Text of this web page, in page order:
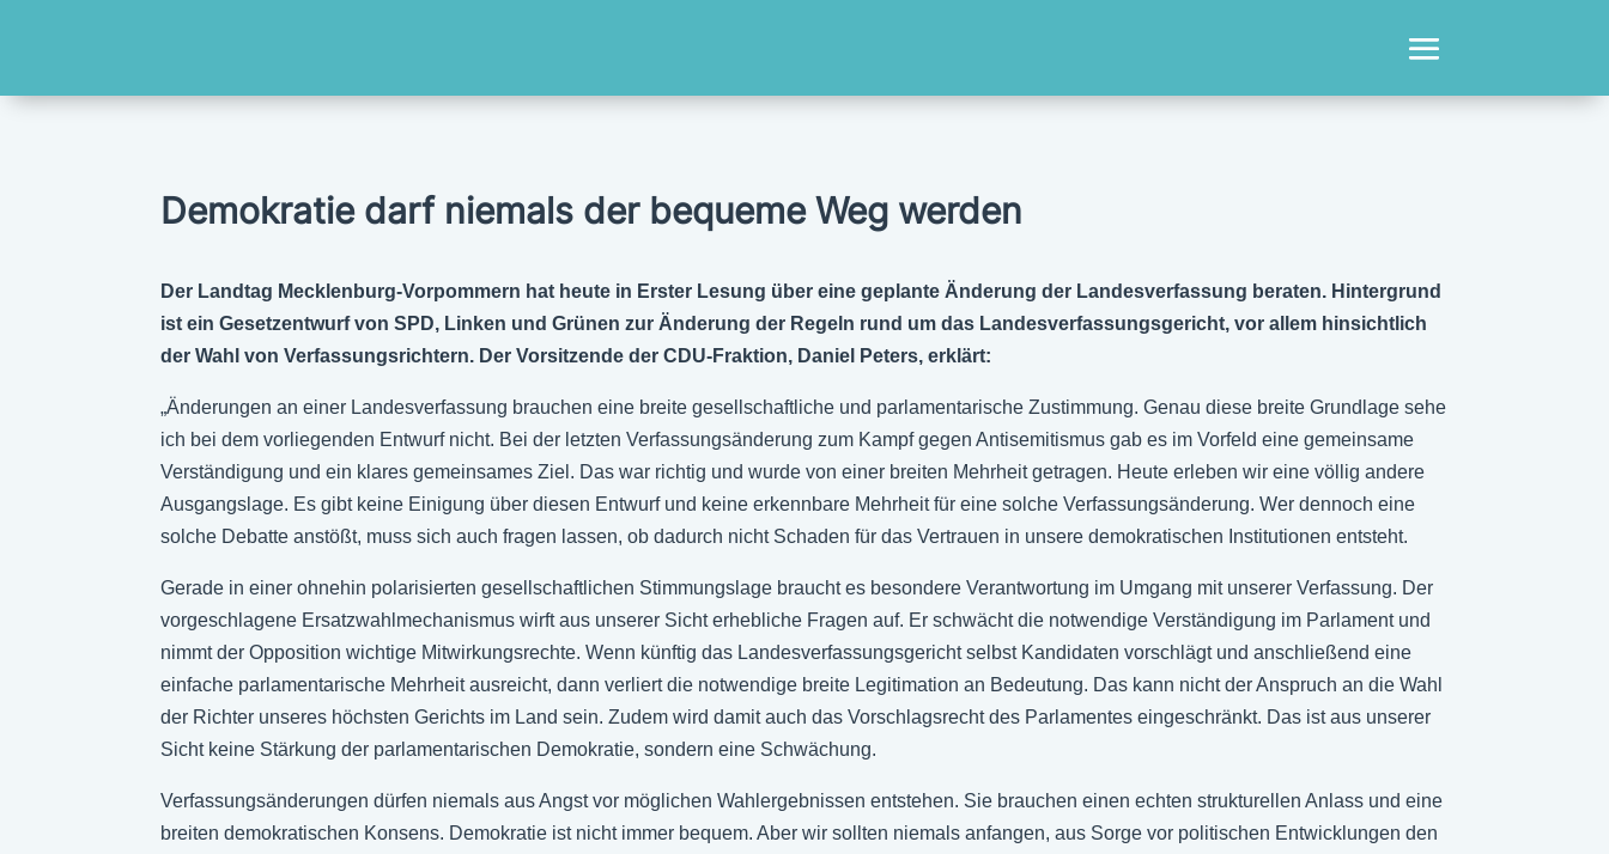
Demokratie darf niemals der bequeme Weg werden
Der Landtag Mecklenburg-Vorpommern hat heute in Erster Lesung über eine geplante Änderung der Landesverfassung beraten. Hintergrund
ist ein Gesetzentwurf von SPD, Linken und Grünen zur Änderung der Regeln rund um das Landesverfassungsgericht, vor allem hinsichtlich
der Wahl von Verfassungsrichtern. Der Vorsitzende der CDU-Fraktion, Daniel Peters, erklärt:
„Änderungen an einer Landesverfassung brauchen eine breite gesellschaftliche und parlamentarische Zustimmung. Genau diese breite Grundlage sehe
ich bei dem vorliegenden Entwurf nicht. Bei der letzten Verfassungsänderung zum Kampf gegen Antisemitismus gab es im Vorfeld eine gemeinsame
Verständigung und ein klares gemeinsames Ziel. Das war richtig und wurde von einer breiten Mehrheit getragen. Heute erleben wir eine völlig andere
Ausgangslage. Es gibt keine Einigung über diesen Entwurf und keine erkennbare Mehrheit für eine solche Verfassungsänderung. Wer dennoch eine
solche Debatte anstößt, muss sich auch fragen lassen, ob dadurch nicht Schaden für das Vertrauen in unsere demokratischen Institutionen entsteht.
Gerade in einer ohnehin polarisierten gesellschaftlichen Stimmungslage braucht es besondere Verantwortung im Umgang mit unserer Verfassung. Der
vorgeschlagene Ersatzwahlmechanismus wirft aus unserer Sicht erhebliche Fragen auf. Er schwächt die notwendige Verständigung im Parlament und
nimmt der Opposition wichtige Mitwirkungsrechte. Wenn künftig das Landesverfassungsgericht selbst Kandidaten vorschlägt und anschließend eine
einfache parlamentarische Mehrheit ausreicht, dann verliert die notwendige breite Legitimation an Bedeutung. Das kann nicht der Anspruch an die Wahl
der Richter unseres höchsten Gerichts im Land sein. Zudem wird damit auch das Vorschlagsrecht des Parlamentes eingeschränkt. Das ist aus unserer
Sicht keine Stärkung der parlamentarischen Demokratie, sondern eine Schwächung.
Verfassungsänderungen dürfen niemals aus Angst vor möglichen Wahlergebnissen entstehen. Sie brauchen einen echten strukturellen Anlass und eine
breiten demokratischen Konsens. Demokratie ist nicht immer bequem. Aber wir sollten niemals anfangen, aus Sorge vor politischen Entwicklungen den